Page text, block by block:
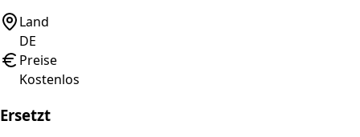
Land
DE
Preise
Kostenlos
Ersetzt